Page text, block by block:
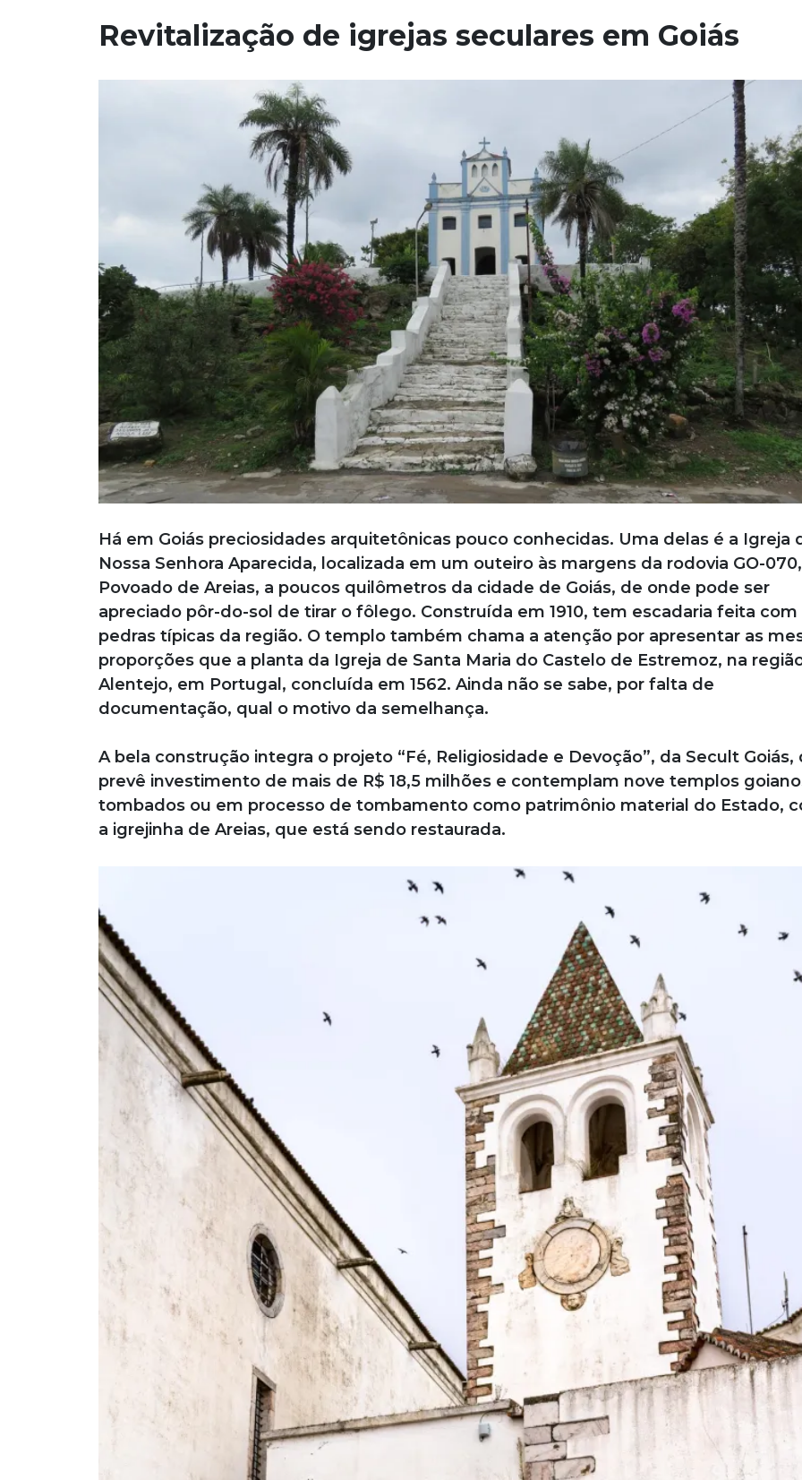
Revitalização de igrejas seculares em Goiás
Há em Goiás preciosidades arquitetônicas pouco conhecidas. Uma delas é a Igreja
Nossa Senhora Aparecida, localizada em um outeiro às margens da rodovia GO-
Povoado de Areias, a poucos quilômetros da cidade de Goiás, de onde pode ser
apreciado pôr-do-sol de tirar o fôlego. Construída em 1910, tem escadaria feita com
pedras típicas da região. O templo também chama a atenção por apresentar as
proporções que a planta da Igreja de Santa Maria do Castelo de Estremoz, na
Alentejo, em Portugal, concluída em 1562. Ainda não se sabe, por falta de
documentação, qual o motivo da semelhança.
A bela construção integra o projeto “Fé, Religiosidade e Devoção”, da Secult Goiás,
prevê investimento de mais de R$ 18,5 milhões e contemplam nove templos
tombados ou em processo de tombamento como patrimônio material do Estado,
a igrejinha de Areias, que está sendo restaurada.